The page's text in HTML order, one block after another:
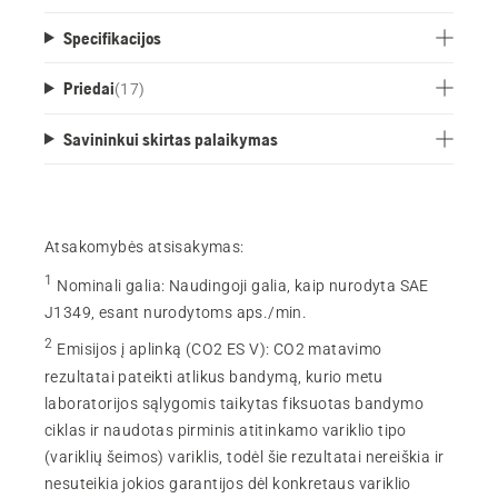
Specifikacijos
Priedai(17)
Savininkui skirtas palaikymas
Atsakomybės atsisakymas:
1 Nominali galia: Naudingoji galia, kaip nurodyta SAE
J1349, esant nurodytoms aps./min.
2 Emisijos į aplinką (CO2 ES V): CO2 matavimo
rezultatai pateikti atlikus bandymą, kurio metu
laboratorijos sąlygomis taikytas fiksuotas bandymo
ciklas ir naudotas pirminis atitinkamo variklio tipo
(variklių šeimos) variklis, todėl šie rezultatai nereiškia ir
nesuteikia jokios garantijos dėl konkretaus variklio